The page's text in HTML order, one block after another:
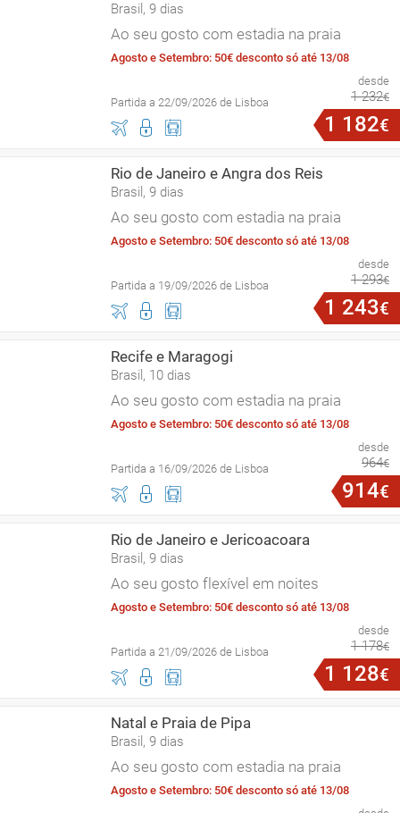
Brasil, 9 dias
Ao seu gosto com estadia na praia
Agosto e Setembro: 50€ desconto só até 13/08
Partida a 22/09/2026 de Lisboa
desde
1 232€
1 182€
Rio de Janeiro e Angra dos Reis
Brasil, 9 dias
Ao seu gosto com estadia na praia
Agosto e Setembro: 50€ desconto só até 13/08
Partida a 19/09/2026 de Lisboa
desde
1 293€
1 243€
Recife e Maragogi
Brasil, 10 dias
Ao seu gosto com estadia na praia
Agosto e Setembro: 50€ desconto só até 13/08
Partida a 16/09/2026 de Lisboa
desde
964€
914€
Rio de Janeiro e Jericoacoara
Brasil, 9 dias
Ao seu gosto flexível em noites
Agosto e Setembro: 50€ desconto só até 13/08
Partida a 21/09/2026 de Lisboa
desde
1 178€
1 128€
Natal e Praia de Pipa
Brasil, 9 dias
Ao seu gosto com estadia na praia
Agosto e Setembro: 50€ desconto só até 13/08